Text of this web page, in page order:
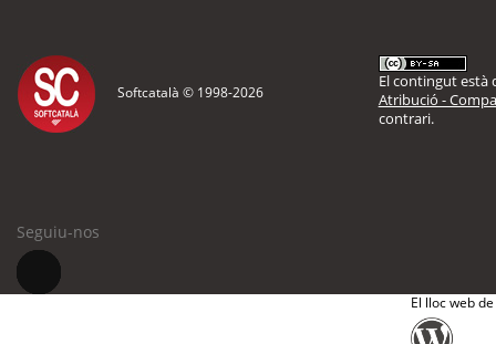
Softcatalà © 1998-2026
El contingut està
Atribució -
contrari.
Seguiu-nos
El lloc web